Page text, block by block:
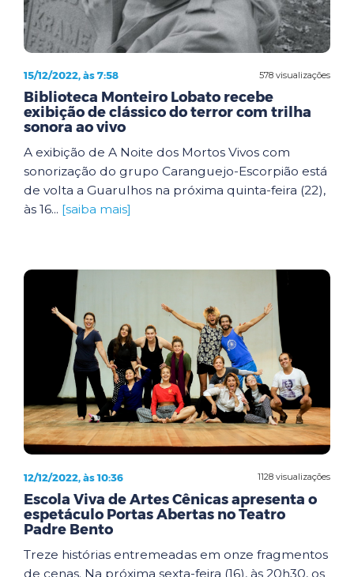
578 visualizações
15/12/2022, às 7:58
Biblioteca Monteiro Lobato recebe
exibição de clássico do terror com trilha
sonora ao vivo
A exibição de A Noite dos Mortos Vivos com
sonorização do grupo Caranguejo-Escorpião está
de volta a Guarulhos na próxima quinta-feira (22),
às 16... [saiba mais]
1128 visualizações
12/12/2022, às 10:36
Escola Viva de Artes Cênicas apresenta o
espetáculo Portas Abertas no Teatro
Padre Bento
Treze histórias entremeadas em onze fragmentos
de cenas. Na próxima sexta-feira (16), às 20h30, os